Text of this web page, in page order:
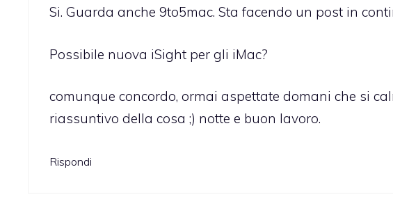
Si. Guarda anche 9to5mac. Sta facendo un post in
Possibile nuova iSight per gli iMac?
comunque concordo, ormai aspettate domani che si
riassuntivo della cosa ;) notte e buon lavoro.
Rispondi